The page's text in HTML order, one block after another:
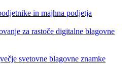
in majhna podjetja
za rastoče digitalne blagovne
svetovne blagovne znamke